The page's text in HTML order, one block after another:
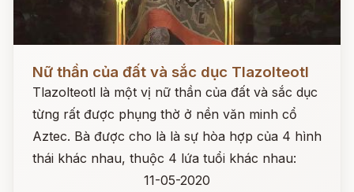
Nữ thần của đất và sắc dục Tlazolteotl
Tlazolteotl là một vị nữ thần của đất và sắc dục
từng rất được phụng thờ ở nền văn minh cổ
Aztec. Bà được cho là là sự hòa hợp của 4 hình
thái khác nhau, thuộc 4 lứa tuổi khác nhau:
11-05-2020